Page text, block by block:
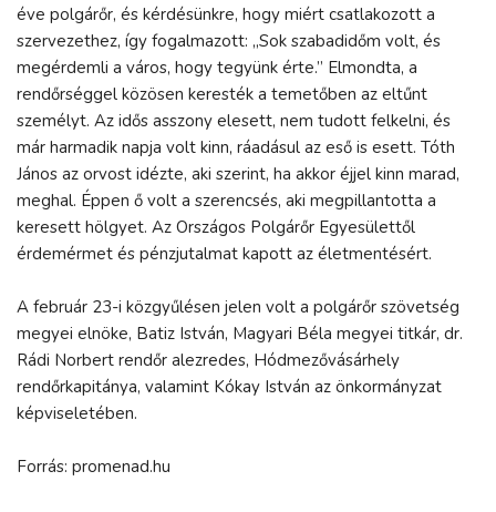
éve polgárőr, és kérdésünkre, hogy miért csatlakozott a
szervezethez, így fogalmazott: „Sok szabadidőm volt, és
megérdemli a város, hogy tegyünk érte.” Elmondta, a
rendőrséggel közösen keresték a temetőben az eltűnt
személyt. Az idős asszony elesett, nem tudott felkelni, és
már harmadik napja volt kinn, ráadásul az eső is esett. Tóth
János az orvost idézte, aki szerint, ha akkor éjjel kinn marad,
meghal. Éppen ő volt a szerencsés, aki megpillantotta a
keresett hölgyet. Az Országos Polgárőr Egyesülettől
érdemérmet és pénzjutalmat kapott az életmentésért.
A február 23-i közgyűlésen jelen volt a polgárőr szövetség
megyei elnöke, Batiz István, Magyari Béla megyei titkár, dr.
Rádi Norbert rendőr alezredes, Hódmezővásárhely
rendőrkapitánya, valamint Kókay István az önkormányzat
képviseletében.
Forrás: promenad.hu